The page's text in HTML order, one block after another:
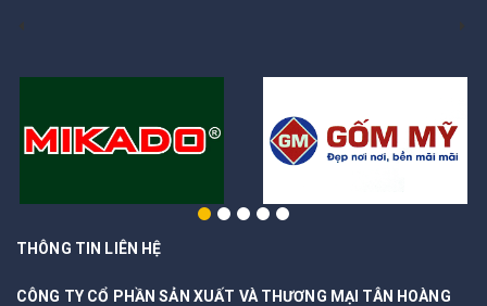
THÔNG TIN LIÊN HỆ
CÔNG TY CỔ PHẦN SẢN XUẤT VÀ THƯƠNG MẠI TÂN HOÀNG